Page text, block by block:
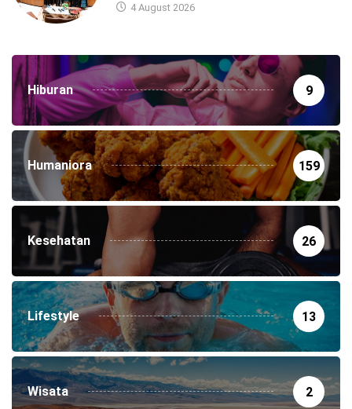
4 August 2026
Hiburan 9
Humaniora 159
Kesehatan 26
Lifestyle 13
Wisata 2